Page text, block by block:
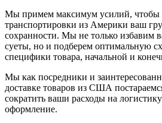
Мы примем максимум усилий, чтобы
транспортировки из Америки ваш
сохранности. Мы не только избавим
суеты, но и подберем оптимальную
специфики товара, начальной и
Мы как посредники и
доставке товаров из США
сократить ваши расходы на
оформление.